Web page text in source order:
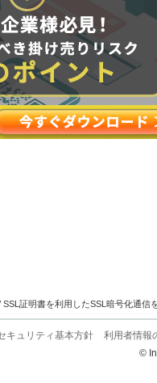
証明書を利用したSSL暗号化通信
キュリティ基本方針
利用者情報
©